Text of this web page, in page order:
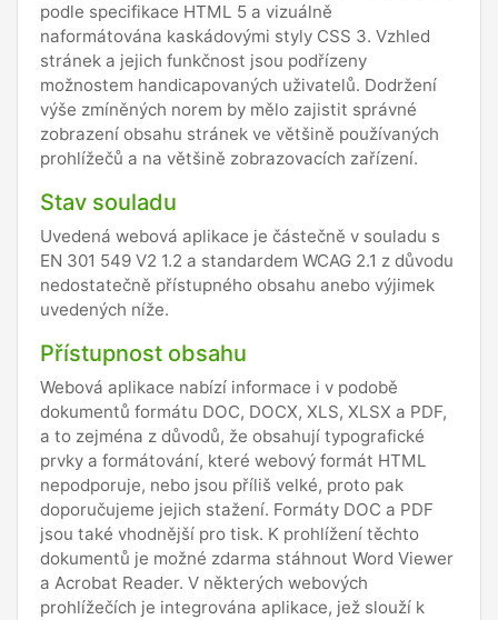
podle specifikace HTML 5 a vizuálně
naformátována kaskádovými styly CSS 3. Vzhled
stránek a jejich funkčnost jsou podřízeny
možnostem handicapovaných uživatelů. Dodržení
výše zmíněných norem by mělo zajistit správné
zobrazení obsahu stránek ve většině používaných
prohlížečů a na většině zobrazovacích zařízení.
Stav souladu
Uvedená webová aplikace je částečně v souladu s
EN 301 549 V2 1.2 a standardem WCAG 2.1 z důvodu
nedostatečně přístupného obsahu anebo výjimek
uvedených níže.
Přístupnost obsahu
Webová aplikace nabízí informace i v podobě
dokumentů formátu DOC, DOCX, XLS, XLSX a PDF,
a to zejména z důvodů, že obsahují typografické
prvky a formátování, které webový formát HTML
nepodporuje, nebo jsou příliš velké, proto pak
doporučujeme jejich stažení. Formáty DOC a PDF
jsou také vhodnější pro tisk. K prohlížení těchto
dokumentů je možné zdarma stáhnout Word Viewer
a Acrobat Reader. V některých webových
prohlížečích je integrována aplikace, jež slouží k